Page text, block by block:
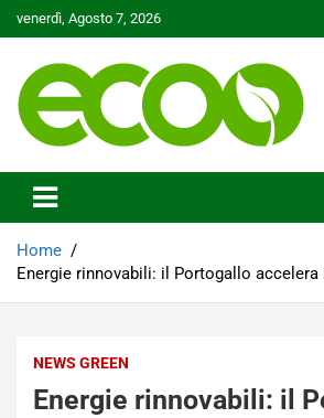
to
venerdì, Agosto 7, 2026
Ecoo.it
Home
Energie rinnovabili: il Portogallo
NEWS GREEN
Energie rinnovabili: il